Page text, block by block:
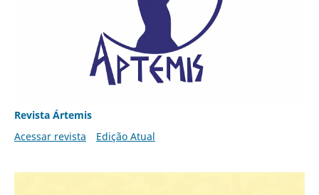
Revista Ártemis
Acessar revista
Edição Atual